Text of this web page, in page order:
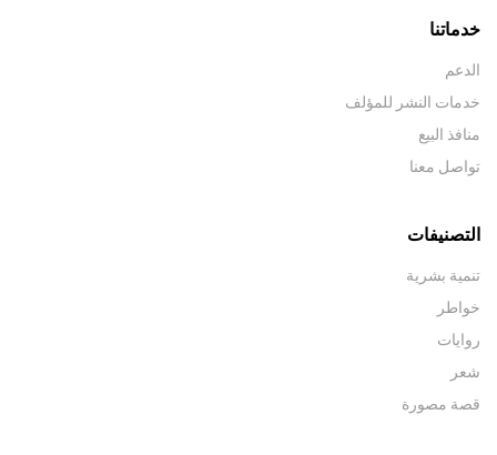
خدماتنا
الدعم
خدمات النشر للمؤلف
منافذ البيع
تواصل معنا
التصنيفات
تنمية بشرية
خواطر
روايات
شعر
قصة مصورة